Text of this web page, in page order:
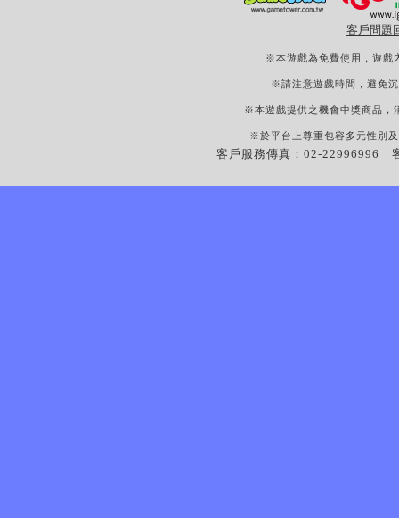
客戶問題
※本遊戲為免費使用，遊戲
※請注意遊戲時間，避免
※本遊戲提供之機會中獎商品，
※於平台上尊重包容多元性別
客戶服務傳真：02-22996996